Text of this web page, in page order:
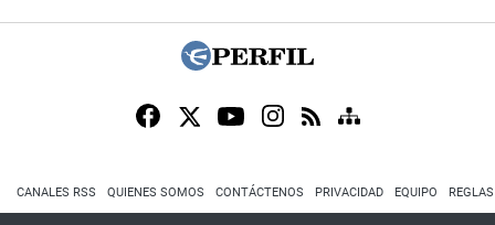
CANALES RSS QUIENES SOMOS CONTÁCTENOS PRIVACIDAD EQUIPO